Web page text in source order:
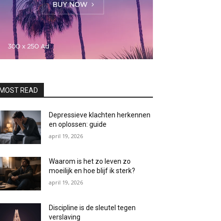
READ
Depressieve klachten herkennen
en oplossen: guide
april 19, 2026
Waarom is het zo leven zo
moeilijk en hoe blijf ik sterk?
april 19, 2026
Discipline is de sleutel tegen
verslaving